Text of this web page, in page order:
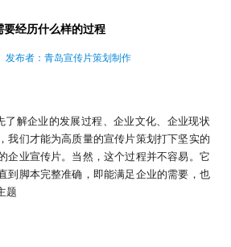
经历什么样的过程
发布者：青岛宣传片策划制作
解企业的发展过程、企业文化、企业现状
我们才能为高质量的宣传片策划打下坚实的
企业宣传片。当然，这个过程并不容易。它
到脚本完整准确，即能满足企业的需要，也
题